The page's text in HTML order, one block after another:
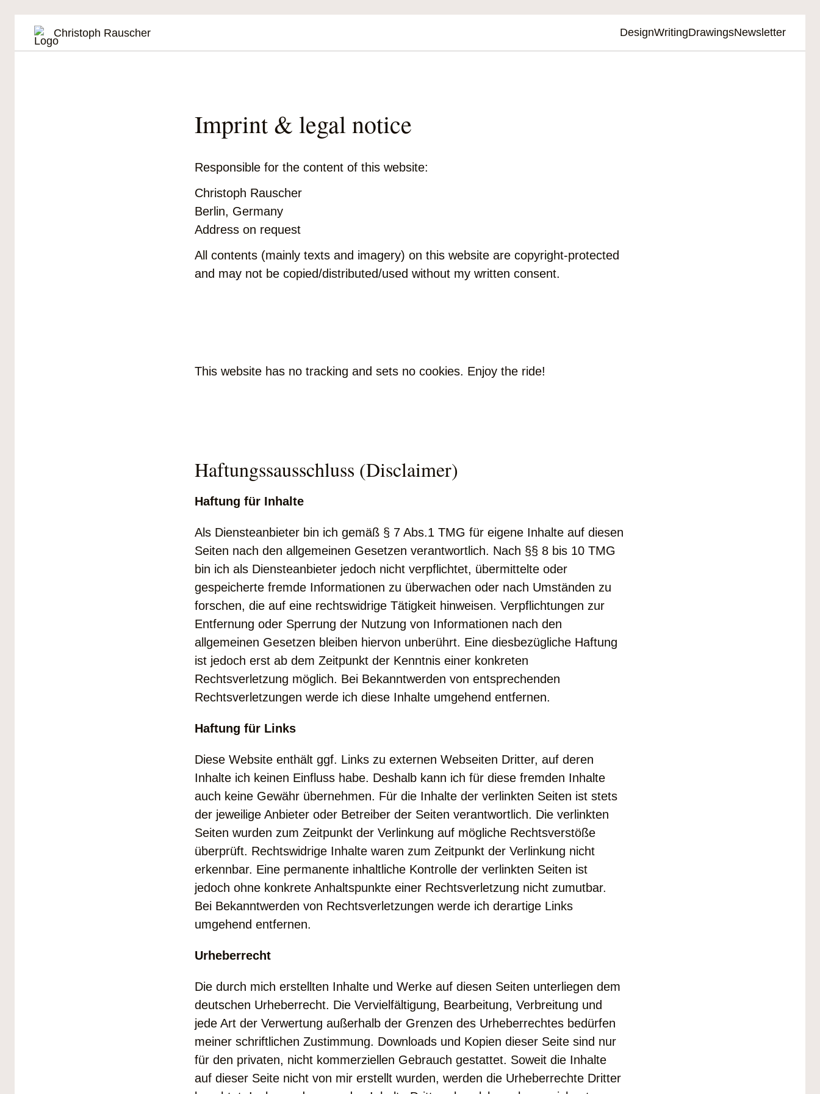
Christoph Rauscher DesignWritingDrawingsNewsletter
Imprint & legal notice
Responsible for the content of this website:
Christoph Rauscher
Berlin, Germany
Address on request
All contents (mainly texts and imagery) on this website are copyright-protected
and may not be copied/distributed/used without my written consent.
This website has no tracking and sets no cookies. Enjoy the ride!
Haftungssausschluss (Disclaimer)
Haftung für Inhalte
Als Diensteanbieter bin ich gemäß § 7 Abs.1 TMG für eigene Inhalte auf diesen
Seiten nach den allgemeinen Gesetzen verantwortlich. Nach §§ 8 bis 10 TMG
bin ich als Diensteanbieter jedoch nicht verpflichtet, übermittelte oder
gespeicherte fremde Informationen zu überwachen oder nach Umständen zu
forschen, die auf eine rechtswidrige Tätigkeit hinweisen. Verpflichtungen zur
Entfernung oder Sperrung der Nutzung von Informationen nach den
allgemeinen Gesetzen bleiben hiervon unberührt. Eine diesbezügliche Haftung
ist jedoch erst ab dem Zeitpunkt der Kenntnis einer konkreten
Rechtsverletzung möglich. Bei Bekanntwerden von entsprechenden
Rechtsverletzungen werde ich diese Inhalte umgehend entfernen.
Haftung für Links
Diese Website enthält ggf. Links zu externen Webseiten Dritter, auf deren
Inhalte ich keinen Einfluss habe. Deshalb kann ich für diese fremden Inhalte
auch keine Gewähr übernehmen. Für die Inhalte der verlinkten Seiten ist stets
der jeweilige Anbieter oder Betreiber der Seiten verantwortlich. Die verlinkten
Seiten wurden zum Zeitpunkt der Verlinkung auf mögliche Rechtsverstöße
überprüft. Rechtswidrige Inhalte waren zum Zeitpunkt der Verlinkung nicht
erkennbar. Eine permanente inhaltliche Kontrolle der verlinkten Seiten ist
jedoch ohne konkrete Anhaltspunkte einer Rechtsverletzung nicht zumutbar.
Bei Bekanntwerden von Rechtsverletzungen werde ich derartige Links
umgehend entfernen.
Urheberrecht
Die durch mich erstellten Inhalte und Werke auf diesen Seiten unterliegen dem
deutschen Urheberrecht. Die Vervielfältigung, Bearbeitung, Verbreitung und
jede Art der Verwertung außerhalb der Grenzen des Urheberrechtes bedürfen
meiner schriftlichen Zustimmung. Downloads und Kopien dieser Seite sind nur
für den privaten, nicht kommerziellen Gebrauch gestattet. Soweit die Inhalte
auf dieser Seite nicht von mir erstellt wurden, werden die Urheberrechte Dritter